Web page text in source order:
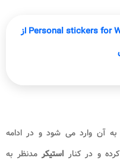
لینک دانلود برنامه Personal stickers for WhatsApp از
به آن وارد می شود و در ادامه
و در کنار استیکرمدنظر به